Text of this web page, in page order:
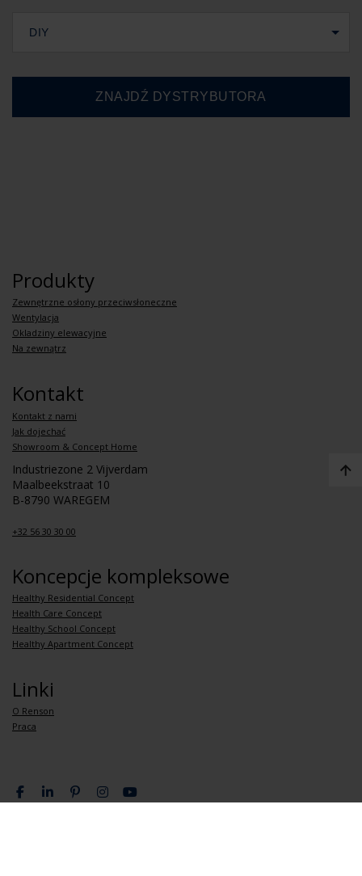
DIY
Produkty
Zewnętrzne osłony przeciwsłoneczne
Wentylacja
Okladziny elewacyjne
Na zewnątrz
Kontakt
Kontakt z nami
Jak dojechać
Showroom & Concept Home
Industriezone 2 Vijverdam
Maalbeekstraat 10
B-8790 WAREGEM
+32 56 30 30 00
Koncepcje kompleksowe
Healthy Residential Concept
Health Care Concept
Healthy School Concept
Healthy Apartment Concept
Linki
O Renson
Praca